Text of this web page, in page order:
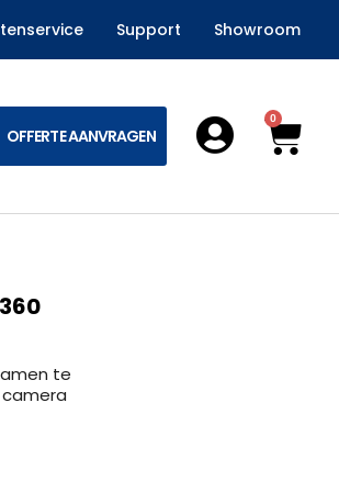
Support Showroom
OFFERTE AANVRAGEN
0
te